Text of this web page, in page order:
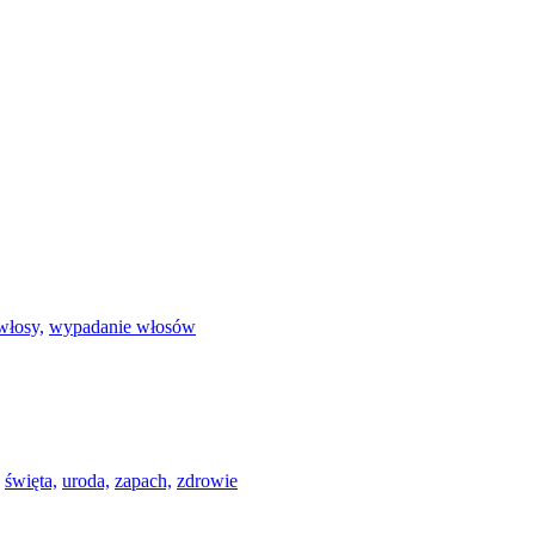
wypadanie włosów
święta, uroda, zapach, zdrowie